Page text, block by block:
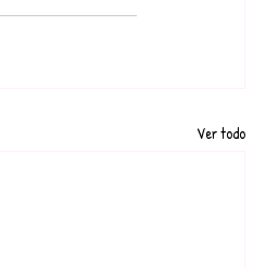
Ver todo